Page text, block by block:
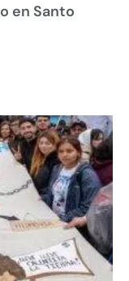
en Santo